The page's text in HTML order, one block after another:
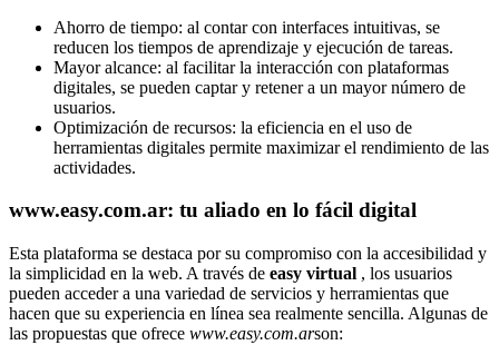
Ahorro de tiempo: al contar con interfaces intuitivas, se
reducen los tiempos de aprendizaje y ejecución de tareas.
Mayor alcance: al facilitar la interacción con plataformas
digitales, se pueden captar y retener a un mayor número de
usuarios.
Optimización de recursos: la eficiencia en el uso de
herramientas digitales permite maximizar el rendimiento de las
actividades.
www.easy.com.ar: tu aliado en lo fácil digital
Esta plataforma se destaca por su compromiso con la accesibilidad y
la simplicidad en la web. A través de easy virtual , los usuarios
pueden acceder a una variedad de servicios y herramientas que
hacen que su experiencia en línea sea realmente sencilla. Algunas de
las propuestas que ofrece www.easy.com.arson: